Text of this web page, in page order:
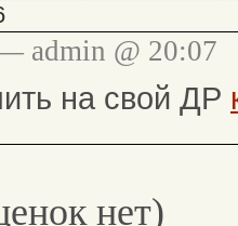
admin @ 20:07
на свой ДР
нет)